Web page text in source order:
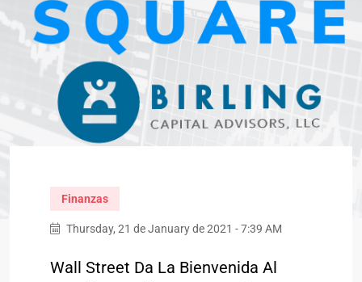
Finanzas
Thursday, 21 de January de 2021 - 7:39 AM
Wall Street Da La Bienvenida Al